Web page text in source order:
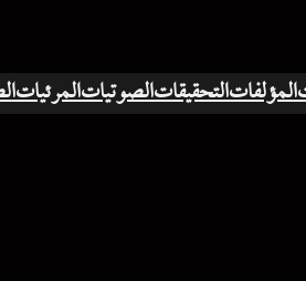
المؤلفاتالتحقيقاتالصوتياتالمرئيات